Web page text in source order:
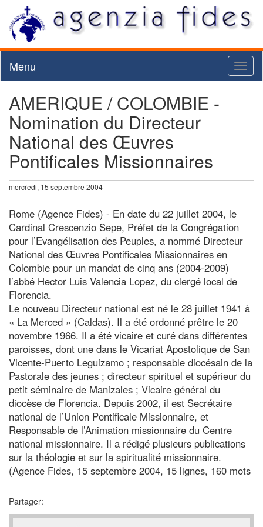
Menu
AMERIQUE / COLOMBIE -
Nomination du Directeur
National des Œuvres
Pontificales Missionnaires
mercredi, 15 septembre 2004
Rome (Agence Fides) - En date du 22 juillet 2004, le
Cardinal Crescenzio Sepe, Préfet de la Congrégation
pour l’Evangélisation des Peuples, a nommé Directeur
National des Œuvres Pontificales Missionnaires en
Colombie pour un mandat de cinq ans (2004-2009)
l’abbé Hector Luis Valencia Lopez, du clergé local de
Florencia.
Le nouveau Directeur national est né le 28 juillet 1941 à
« La Merced » (Caldas). Il a été ordonné prêtre le 20
novembre 1966. Il a été vicaire et curé dans différentes
paroisses, dont une dans le Vicariat Apostolique de San
Vicente-Puerto Leguizamo ; responsable diocésain de la
Pastorale des jeunes ; directeur spirituel et supérieur du
petit séminaire de Manizales ; Vicaire général du
diocèse de Florencia. Depuis 2002, il est Secrétaire
national de l’Union Pontificale Missionnaire, et
Responsable de l’Animation missionnaire du Centre
national missionnaire. Il a rédigé plusieurs publications
sur la théologie et sur la spiritualité missionnaire.
(Agence Fides, 15 septembre 2004, 15 lignes, 160 mots
Partager: